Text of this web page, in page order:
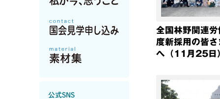
公式SNS
全国林野関連
度新採用の皆
へ（11月25日